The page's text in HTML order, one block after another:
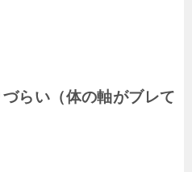
らい（体の軸がブレて